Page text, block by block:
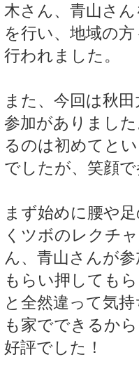
木さん、青山さ
を行い、地域の
行われました。
また、今回は秋
参加がありまし
るのは初めてと
でしたが、笑顔
まず始めに腰や
くツボのレクチ
ん、青山さんが
もらい押しても
と全然違って気
も家でできるか
好評でした！